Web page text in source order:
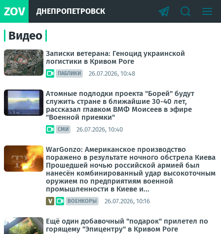
ZOV ДНЕПРОПЕТРОВСК
Видео
Записки ветерана: Геноцид украинской
логистики в Кривом Роге
ПАБЛИКИ 26.07.2026, 10:48
Атомные подлодки проекта "Борей" будут
служить стране в ближайшие 30-40 лет,
рассказал главком ВМФ Моисеев в эфире
"Военной приемки"
СМИ 26.07.2026, 10:40
WarGonzo: Американское производство
поражено в результате ночного обстрела Киева
Прошедшей ночью российской армией был
нанесён комбинированный удар высокоточным
оружием по предприятиям военной
промышленности в Киеве и...
ВОЕНКОРЫ 26.07.2026, 10:16
Ещё один добавочный "подарок" прилетел по
горящему "Эпицентру" в Кривом Роге